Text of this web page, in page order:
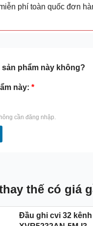
phí toàn quốc đơn
phẩm này không?
này:*
cần đăng nhập.
thế có giá
Đầu ghi cvi 32